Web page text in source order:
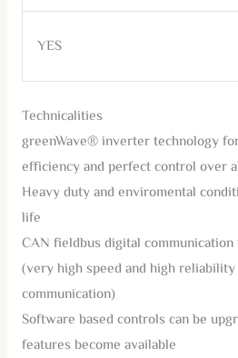
YES
Technicalities
greenWave® inverter technology
efficiency and perfect control over
Heavy duty and enviromental
life
CAN fieldbus digital
(very high speed and high
communication)
Software based controls can be
features become available